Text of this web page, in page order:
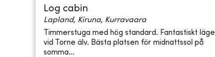
Log cabin
Lapland, Kiruna, Kurravaara
Timmerstuga med hög standard. Fantastiskt läge
vid Torne älv. Bästa platsen för midnattssol på
somma...